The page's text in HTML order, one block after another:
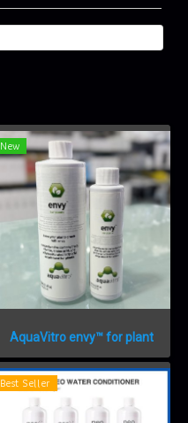
New
AquaVitro envy™ for plant
Best Seller